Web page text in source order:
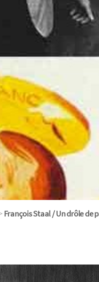
François Staal / Un drôle de